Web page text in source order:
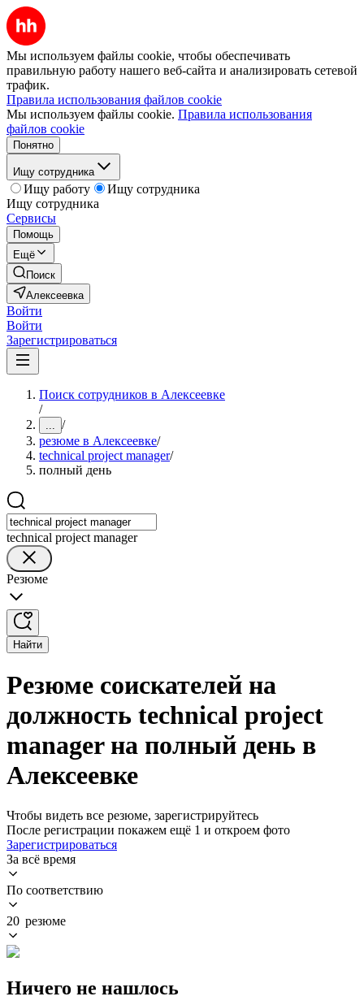
Мы используем файлы cookie, чтобы обеспечивать
правильную работу нашего веб-сайта и анализировать сетевой
трафик.
Правила использования файлов cookie
Мы используем файлы cookie. Правила использования
файлов cookie
Понятно
Ищу сотрудника
Ищу работу
Ищу сотрудника
Ищу сотрудника
Сервисы
Помощь
Ещё
Поиск
Алексеевка
Войти
Войти
Зарегистрироваться
Поиск сотрудников в Алексеевке
/
... /
резюме в Алексеевке/
technical project manager/
полный день
technical project manager
Резюме
Найти
Резюме соискателей на
должность technical project
manager на полный день в
Алексеевке
Чтобы видеть все резюме, зарегистрируйтесь
После регистрации покажем ещё 1 и откроем фото
Зарегистрироваться
За всё время
По соответствию
20 резюме
Ничего не нашлось